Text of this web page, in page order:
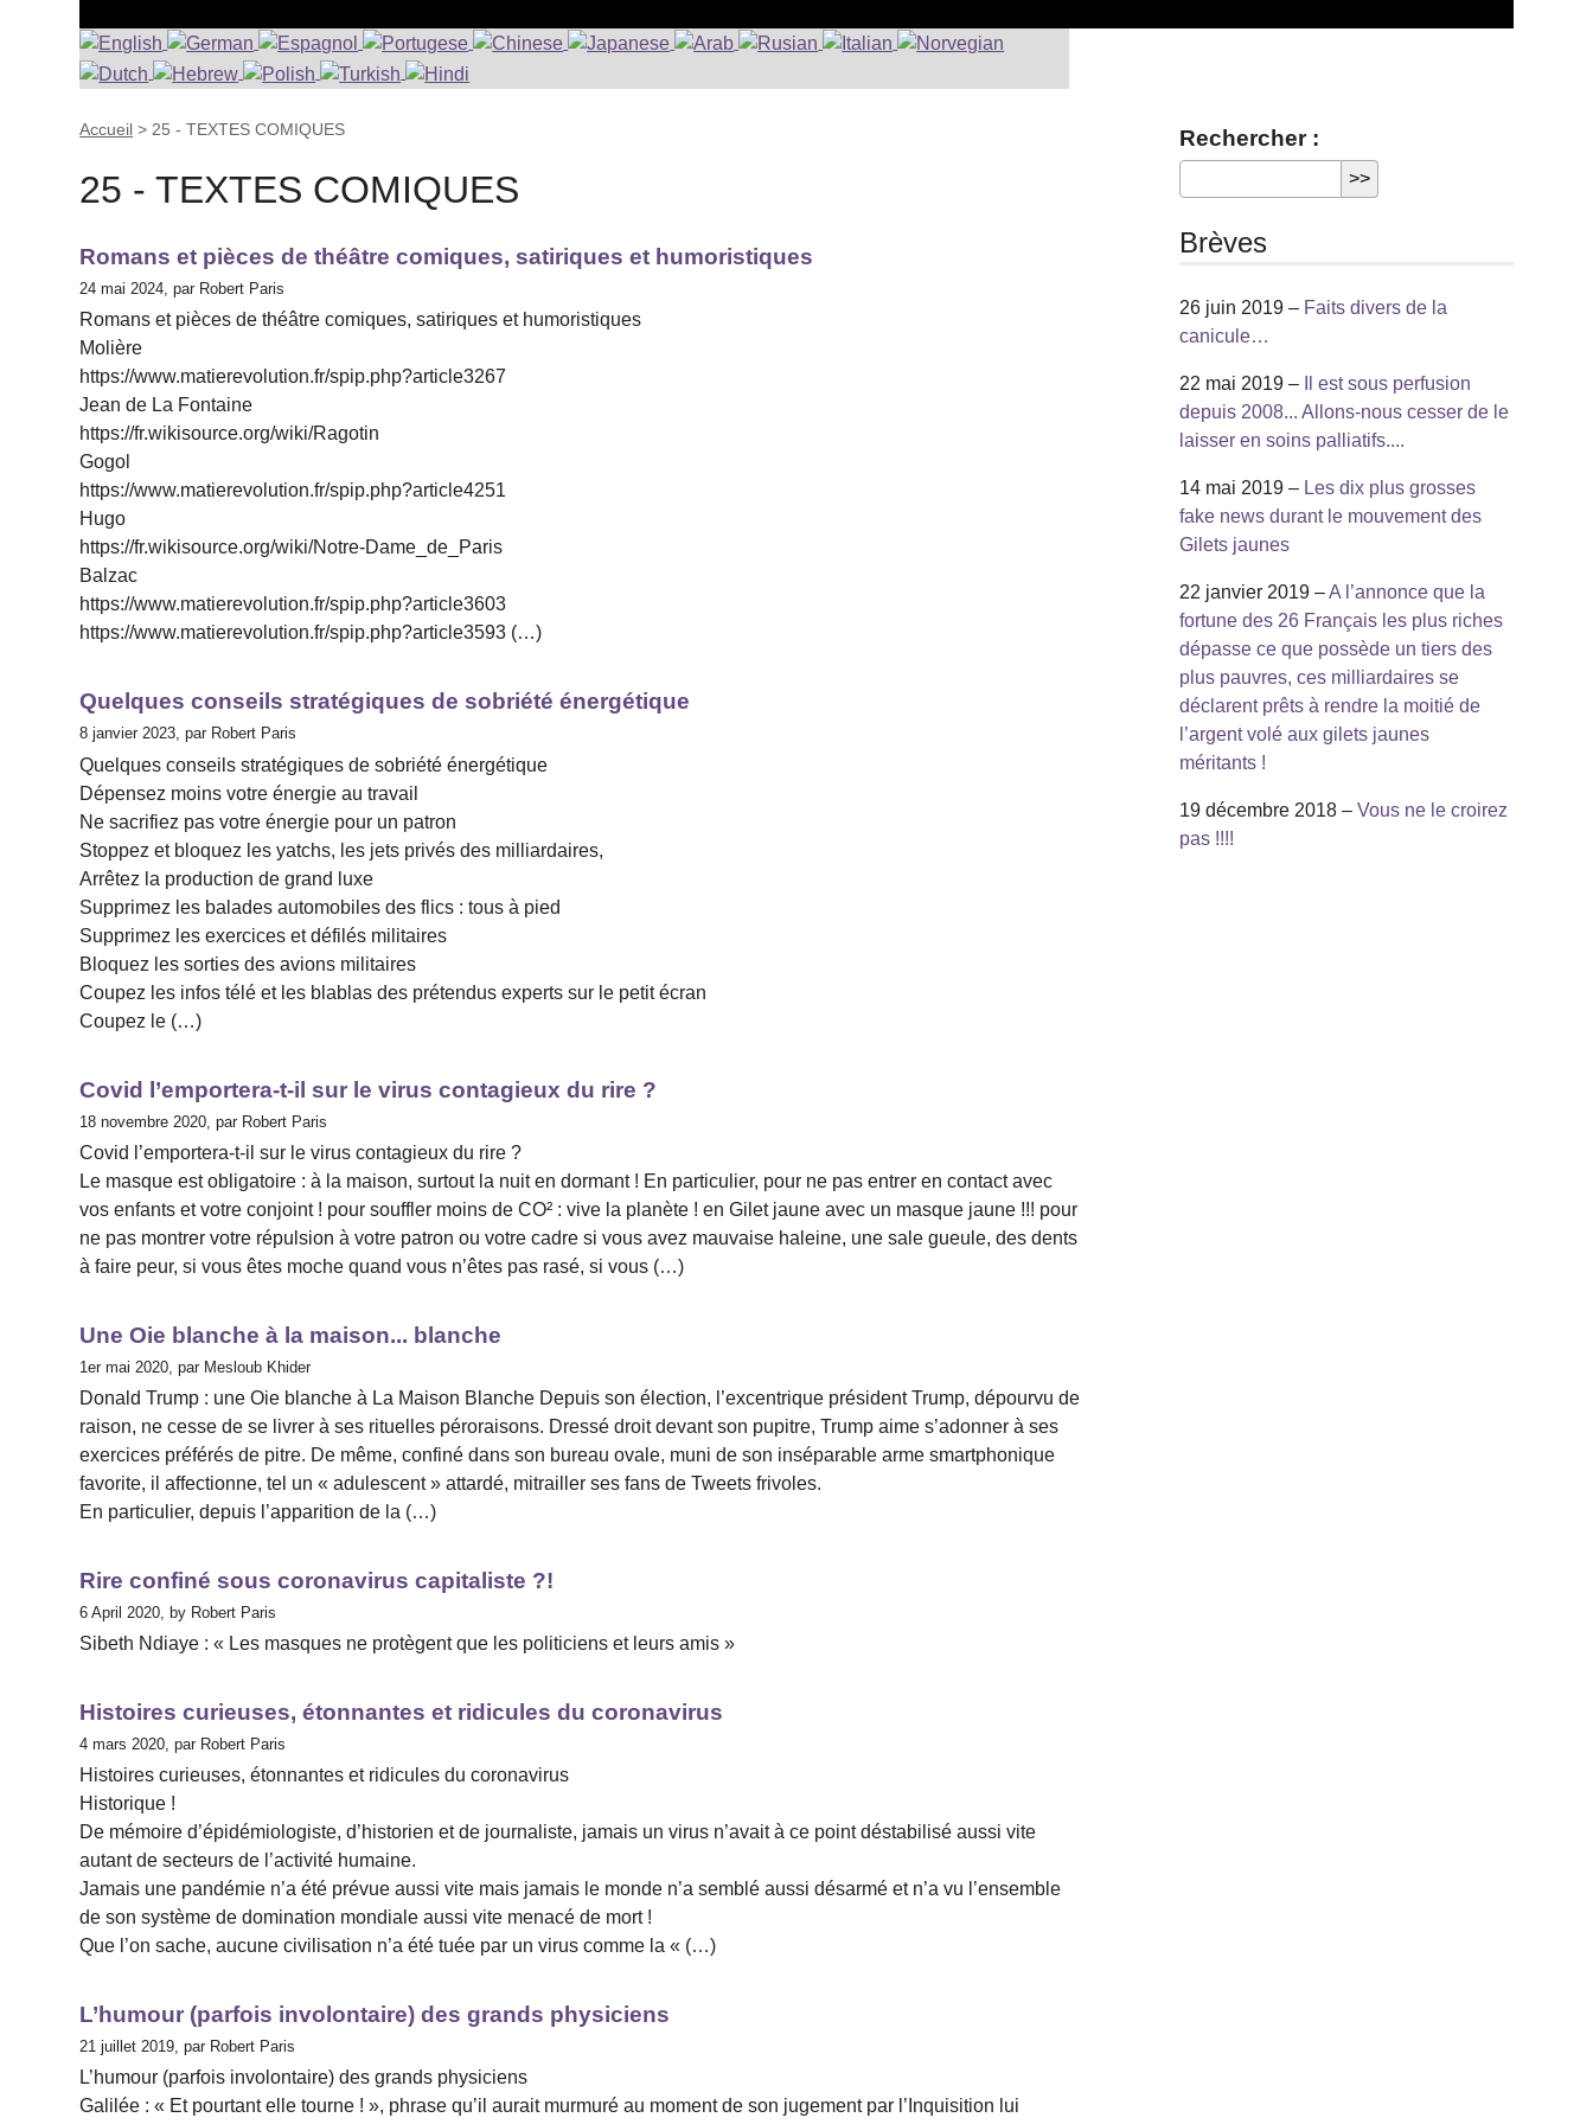
Accueil > 25 - TEXTES COMIQUES
25 - TEXTES COMIQUES
Romans et pièces de théâtre comiques, satiriques et humoristiques
24 mai 2024, par Robert Paris
Romans et pièces de théâtre comiques, satiriques et humoristiques
Molière
https://www.matierevolution.fr/spip.php?article3267
Jean de La Fontaine
https://fr.wikisource.org/wiki/Ragotin
Gogol
https://www.matierevolution.fr/spip.php?article4251
Hugo
https://fr.wikisource.org/wiki/Notre-Dame_de_Paris
Balzac
https://www.matierevolution.fr/spip.php?article3603
https://www.matierevolution.fr/spip.php?article3593 (…)
Quelques conseils stratégiques de sobriété énergétique
8 janvier 2023, par Robert Paris
Quelques conseils stratégiques de sobriété énergétique
Dépensez moins votre énergie au travail
Ne sacrifiez pas votre énergie pour un patron
Stoppez et bloquez les yatchs, les jets privés des milliardaires,
Arrêtez la production de grand luxe
Supprimez les balades automobiles des flics : tous à pied
Supprimez les exercices et défilés militaires
Bloquez les sorties des avions militaires
Coupez les infos télé et les blablas des prétendus experts sur le petit écran
Coupez le (…)
Covid l’emportera-t-il sur le virus contagieux du rire ?
18 novembre 2020, par Robert Paris
Covid l’emportera-t-il sur le virus contagieux du rire ?
Le masque est obligatoire : à la maison, surtout la nuit en dormant ! En particulier, pour ne pas entrer en contact avec
vos enfants et votre conjoint ! pour souffler moins de CO² : vive la planète ! en Gilet jaune avec un masque jaune !!! pour
ne pas montrer votre répulsion à votre patron ou votre cadre si vous avez mauvaise haleine, une sale gueule, des dents
à faire peur, si vous êtes moche quand vous n’êtes pas rasé, si vous (…)
Une Oie blanche à la maison... blanche
1er mai 2020, par Mesloub Khider
Donald Trump : une Oie blanche à La Maison Blanche Depuis son élection, l’excentrique président Trump, dépourvu de
raison, ne cesse de se livrer à ses rituelles péroraisons. Dressé droit devant son pupitre, Trump aime s’adonner à ses
exercices préférés de pitre. De même, confiné dans son bureau ovale, muni de son inséparable arme smartphonique
favorite, il affectionne, tel un « adulescent » attardé, mitrailler ses fans de Tweets frivoles.
En particulier, depuis l’apparition de la (…)
Rire confiné sous coronavirus capitaliste ?!
6 April 2020, by Robert Paris
Sibeth Ndiaye : « Les masques ne protègent que les politiciens et leurs amis »
Histoires curieuses, étonnantes et ridicules du coronavirus
4 mars 2020, par Robert Paris
Histoires curieuses, étonnantes et ridicules du coronavirus
Historique !
De mémoire d’épidémiologiste, d’historien et de journaliste, jamais un virus n’avait à ce point déstabilisé aussi vite
autant de secteurs de l’activité humaine.
Jamais une pandémie n’a été prévue aussi vite mais jamais le monde n’a semblé aussi désarmé et n’a vu l’ensemble
de son système de domination mondiale aussi vite menacé de mort !
Que l’on sache, aucune civilisation n’a été tuée par un virus comme la « (…)
L’humour (parfois involontaire) des grands physiciens
21 juillet 2019, par Robert Paris
L’humour (parfois involontaire) des grands physiciens
Galilée : « Et pourtant elle tourne ! », phrase qu’il aurait murmuré au moment de son jugement par l’Inquisition lui
Rechercher :
Brèves
26 juin 2019 – Faits divers de la
canicule…
22 mai 2019 –
Il est sous perfusion
depuis 2008... Allons-nous cesser de le
laisser en soins palliatifs....
14 mai 2019 – Les dix plus grosses
fake news durant le mouvement des
Gilets jaunes
22 janvier 2019 –A l’annonce que la
fortune des 26 Français les plus riches
dépasse ce que possède un tiers des
plus pauvres, ces milliardaires se
déclarent prêts à rendre la moitié de
l’argent volé aux gilets jaunes
méritants !
19 décembre 2018 – Vous ne le croirez
pas !!!!